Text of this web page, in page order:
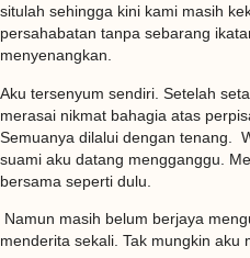
situlah sehingga kini kami masih
persahabatan tanpa sebarang
menyenangkan.
Aku tersenyum sendiri. Setelah
merasai nikmat bahagia atas
Semuanya dilalui dengan tenang.
suami aku datang mengganggu.
bersama seperti dulu.
Namun masih belum berjaya
menderita sekali. Tak mungkin aku